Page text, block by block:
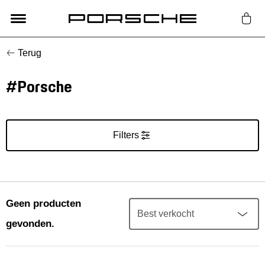
Lifestyle
Auto Accessoires
Terug
#Porsche
Filters
Geen producten
gevonden.